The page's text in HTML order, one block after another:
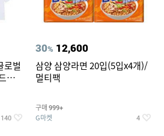
로벌
140
30% 12,600
삼양 삼양라면 20입(5입x4개)/
멀티팩
구매 999+
G마켓 4